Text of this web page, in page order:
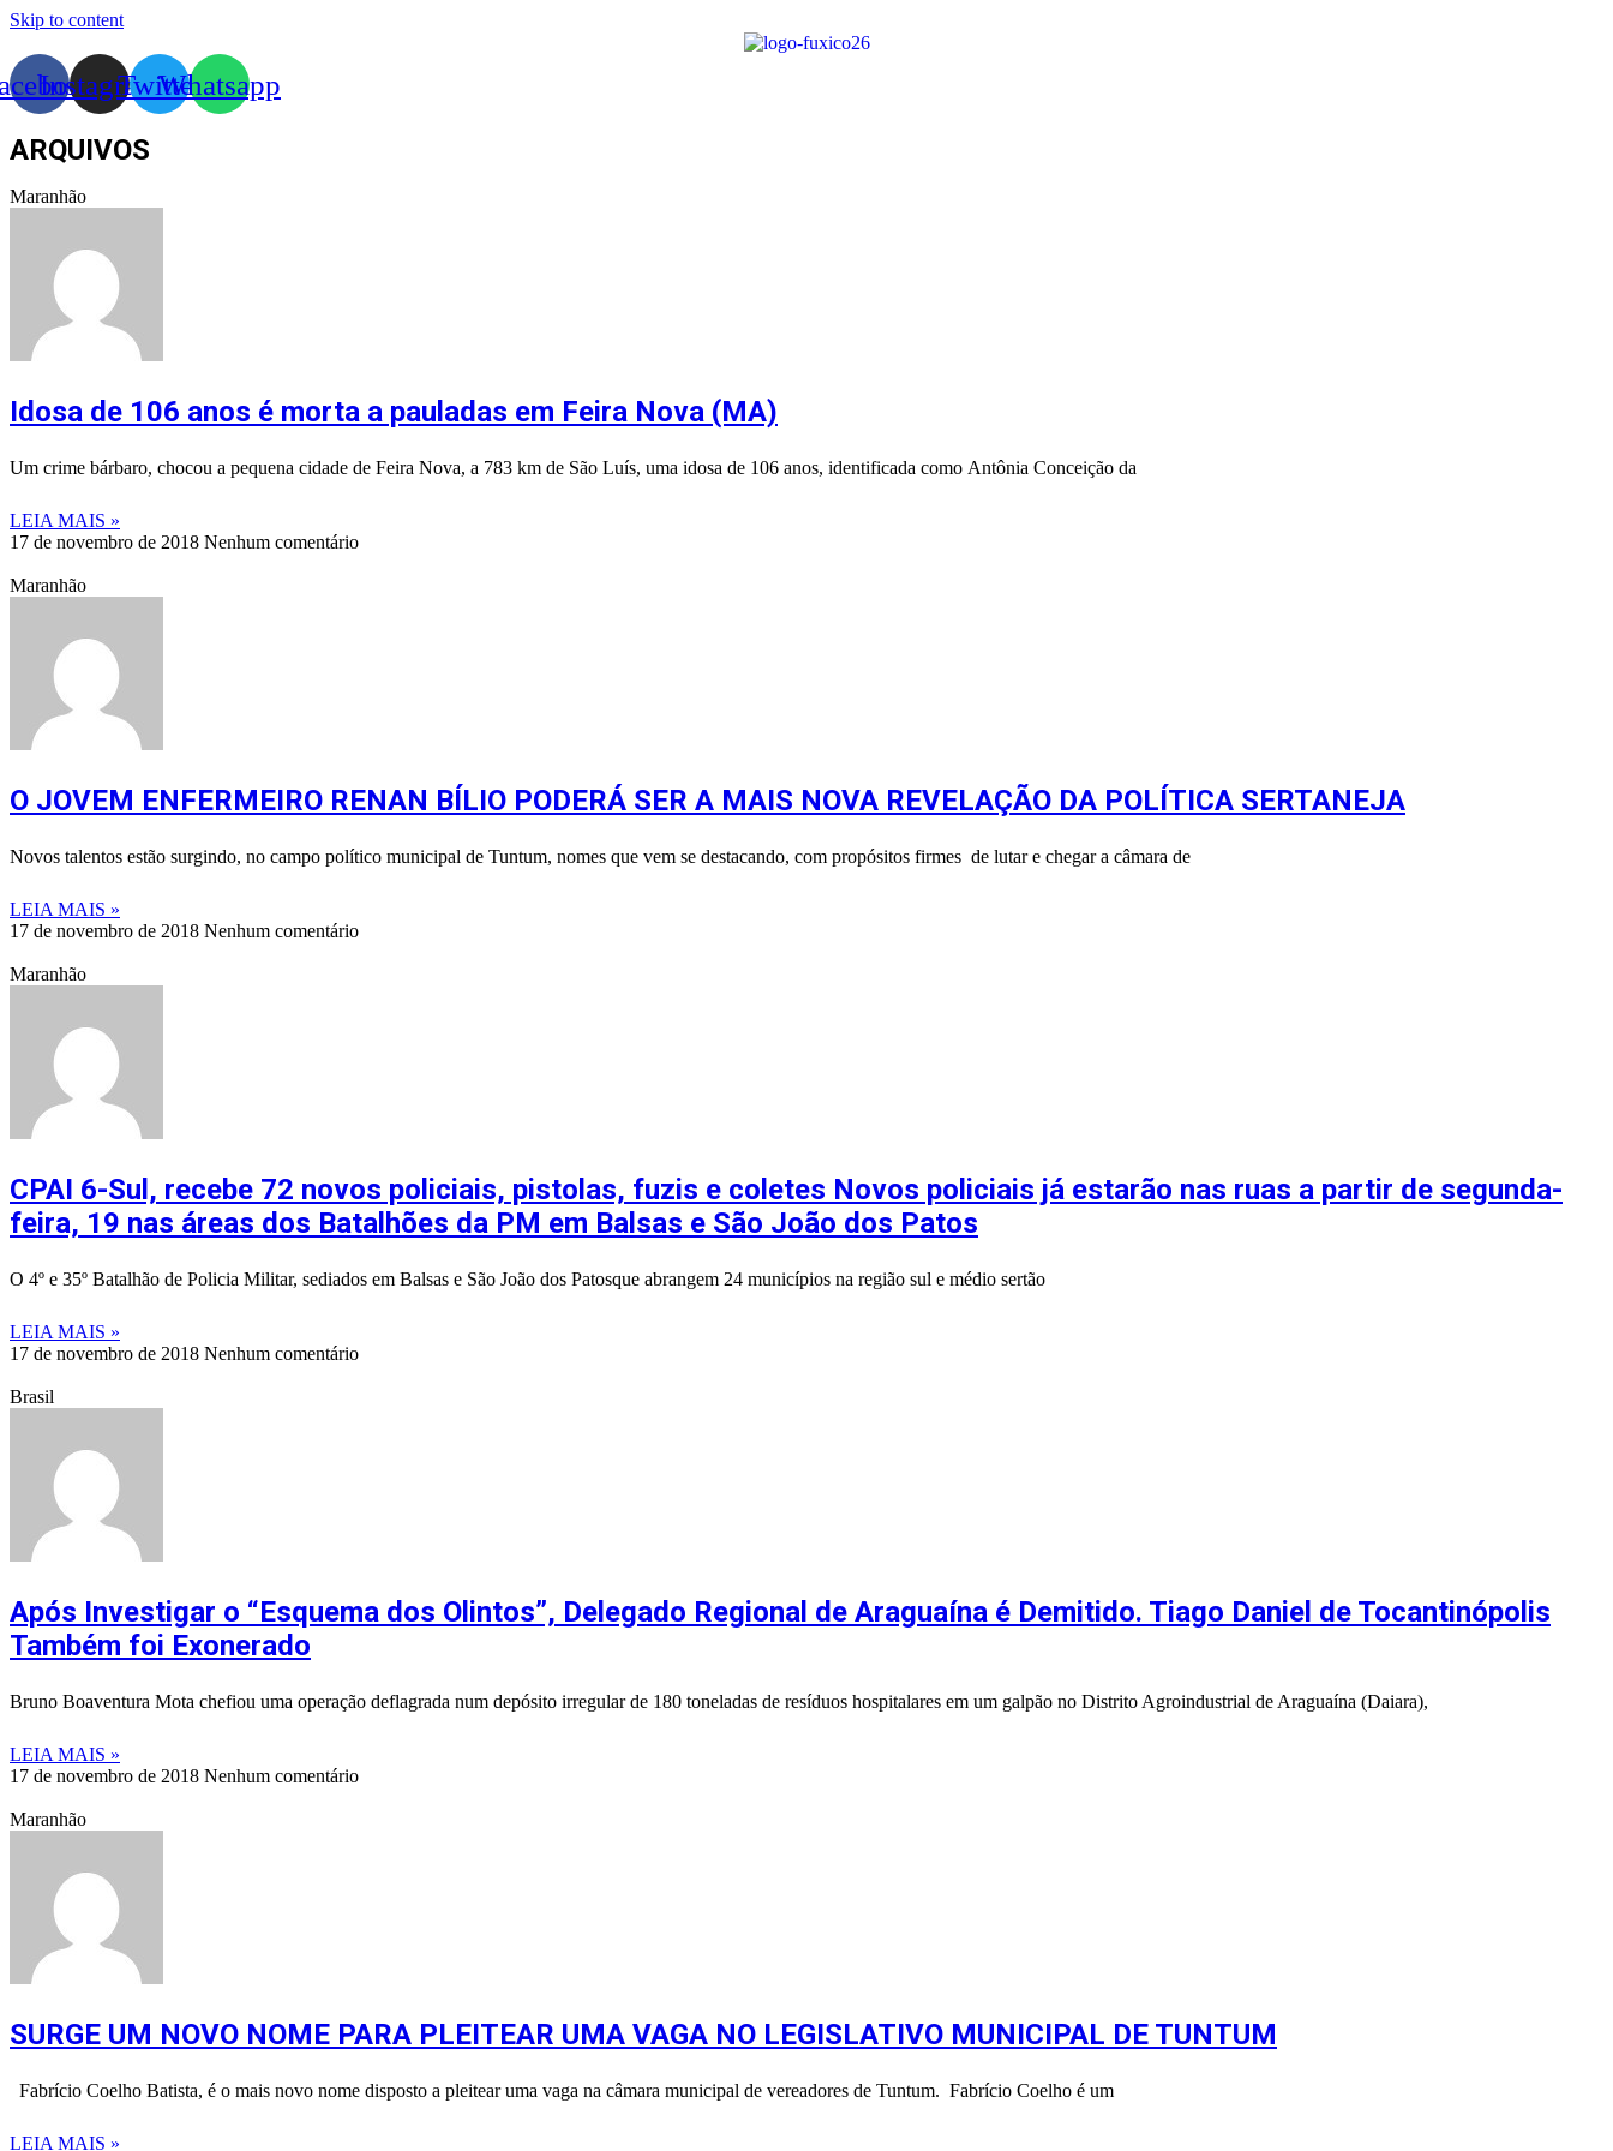
Skip to content
InstagramTwitterWhatsapp
ARQUIVOS
Maranhão
Idosa de 106 anos é morta a pauladas em Feira Nova (MA)
Um crime bárbaro, chocou a pequena cidade de Feira Nova, a 783 km de São Luís, uma idosa de 106 anos, identificada como Antônia Conceição da
LEIA MAIS »
17 de novembro de 2018 Nenhum comentário
Maranhão
O JOVEM ENFERMEIRO RENAN BÍLIO PODERÁ SER A MAIS NOVA REVELAÇÃO DA POLÍTICA SERTANEJA
Novos talentos estão surgindo, no campo político municipal de Tuntum, nomes que vem se destacando, com propósitos firmes de lutar e chegar a câmara de
LEIA MAIS »
17 de novembro de 2018 Nenhum comentário
Maranhão
CPAI 6-Sul, recebe 72 novos policiais, pistolas, fuzis e coletes Novos policiais já estarão nas ruas a partir de segunda-
feira, 19 nas áreas dos Batalhões da PM em Balsas e São João dos Patos
O 4º e 35º Batalhão de Policia Militar, sediados em Balsas e São João dos Patosque abrangem 24 municípios na região sul e médio sertão
LEIA MAIS »
17 de novembro de 2018 Nenhum comentário
Brasil
Após Investigar o “Esquema dos Olintos”, Delegado Regional de Araguaína é Demitido. Tiago Daniel de Tocantinópolis
Também foi Exonerado
Bruno Boaventura Mota chefiou uma operação deflagrada num depósito irregular de 180 toneladas de resíduos hospitalares em um galpão no Distrito Agroindustrial de Araguaína (Daiara),
LEIA MAIS »
17 de novembro de 2018 Nenhum comentário
Maranhão
SURGE UM NOVO NOME PARA PLEITEAR UMA VAGA NO LEGISLATIVO MUNICIPAL DE TUNTUM
Fabrício Coelho Batista, é o mais novo nome disposto a pleitear uma vaga na câmara municipal de vereadores de Tuntum. Fabrício Coelho é um
LEIA MAIS »